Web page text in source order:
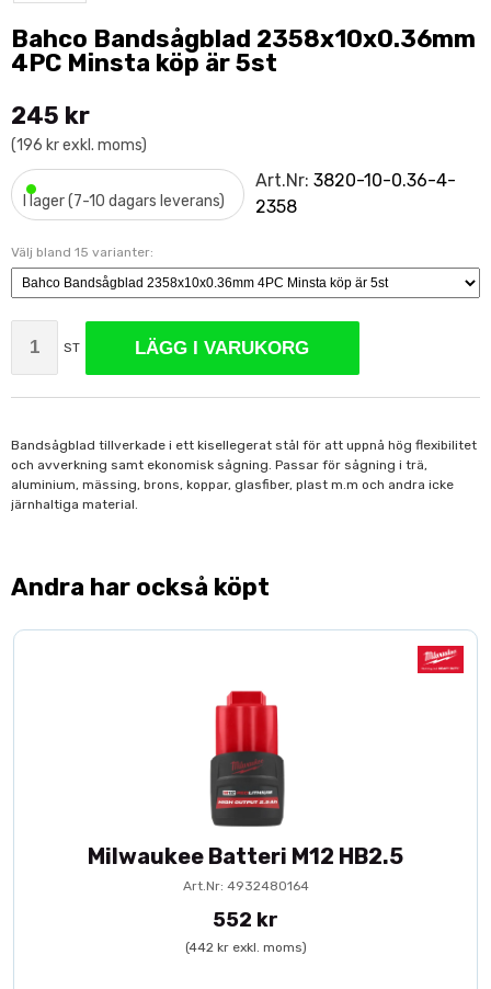
Bahco Bandsågblad 2358x10x0.36mm
4PC Minsta köp är 5st
245 kr
(196 kr exkl. moms)
•I lager (7-10 dagars leverans)
Art.Nr: 3820-10-0.36-4-
2358
Välj bland 15 varianter:
ST LÄGG I VARUKORG
Bandsågblad tillverkade i ett kisellegerat stål för att uppnå hög flexibilitet
och avverkning samt ekonomisk sågning. Passar för sågning i trä,
aluminium, mässing, brons, koppar, glasfiber, plast m.m och andra icke
järnhaltiga material.
Andra har också köpt
Milwaukee Batteri M12 HB2.5
Art.Nr: 4932480164
552 kr
(442 kr exkl. moms)